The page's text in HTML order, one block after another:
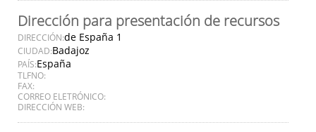
Dirección para presentación de recursos
DIRECCIÓN:de España 1
CIUDAD:Badajoz
PAÍS:España
TLFNO:
FAX:
CORREO ELETRÓNICO:
DIRECCIÓN WEB: